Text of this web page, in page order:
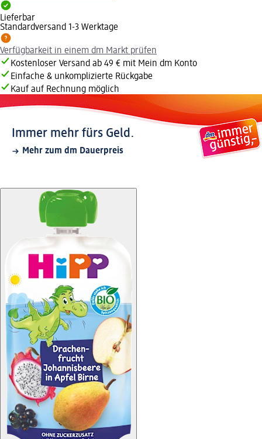
Lieferbar
Standardversand 1-3 Werktage
Verfügbarkeit in einem dm Markt prüfen
Kostenloser Versand ab 49 € mit Mein dm Konto
Einfache & unkomplizierte Rückgabe
Kauf auf Rechnung möglich
Immer mehr fürs Geld.
Mehr zum dm Dauerpreis